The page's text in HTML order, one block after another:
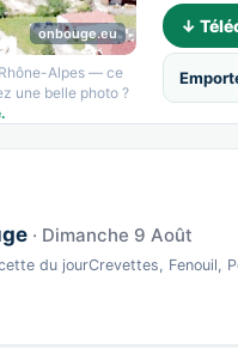
onbouge.eu
Alpes — ce
une belle photo ?
↓
· Dimanche 9 Août
du jourCrevettes, Fenouil,